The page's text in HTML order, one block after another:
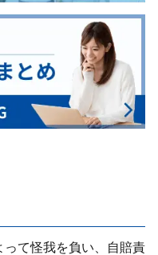
て怪我を負い、⾃賠責